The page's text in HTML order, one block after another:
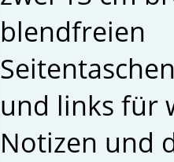
blendfreien
und links für
Notizen und